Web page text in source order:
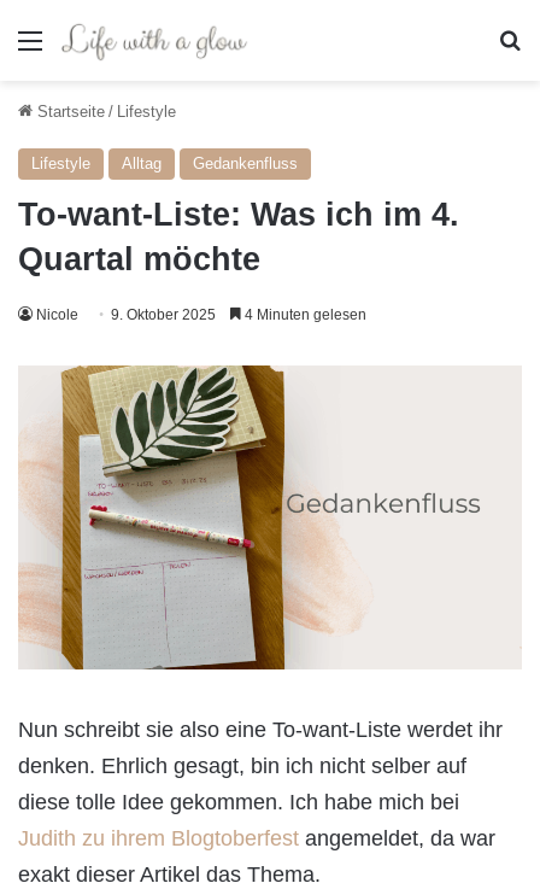
Menü
Startseite / Lifestyle
Lifestyle Alltag Gedankenfluss
To-want-Liste: Was ich im 4.
Quartal möchte
Nicole 9. Oktober 2025 4 Minuten gelesen
Nun schreibt sie also eine To-want-Liste werdet ihr
denken. Ehrlich gesagt, bin ich nicht selber auf
diese tolle Idee gekommen. Ich habe mich bei
Judith zu ihrem Blogtoberfest angemeldet, da war
exakt dieser Artikel das Thema.